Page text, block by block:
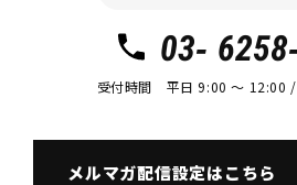
03-
受付時間 平日 9:00 〜 12:00
メルマガ配信設定はこちら